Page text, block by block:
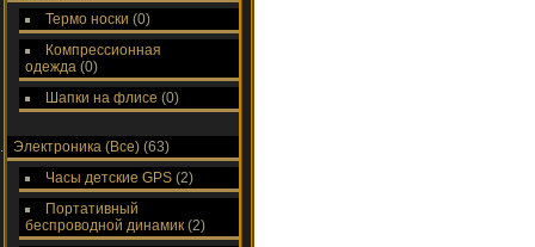
Термо носки (0)
Компрессионная
одежда (0)
Шапки на флисе (0)
Электроника (Все) (63)
Часы детские GPS (2)
Портативный
беспроводной динамик (2)